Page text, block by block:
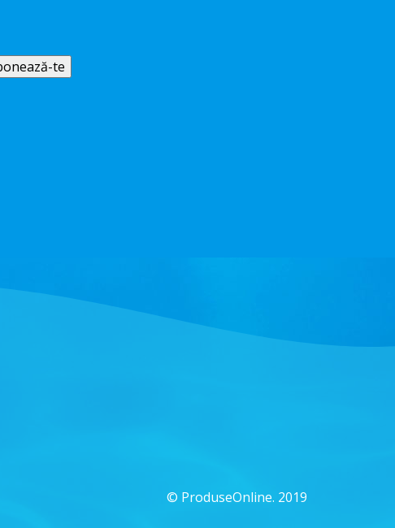
© ProduseOnline. 2019